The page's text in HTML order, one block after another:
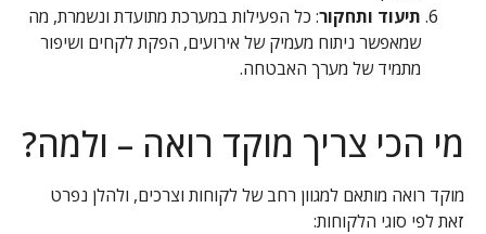
תיעוד ותחקור: כל הפעילות במערכת מתועדת ונשמרת, מה
שמאפשר ניתוח מעמיק של אירועים, הפקת לקחים ושיפור
מתמיד של מערך האבטחה.
מי הכי צריך מוקד רואה – ולמה?
מוקד רואה מותאם למגוון רחב של לקוחות וצרכים, ולהלן נפרט
זאת לפי סוגי הלקוחות: